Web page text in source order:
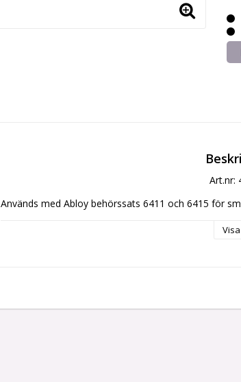
Art.nr:
Används med Abloy behörssats 6411 och 6415 för